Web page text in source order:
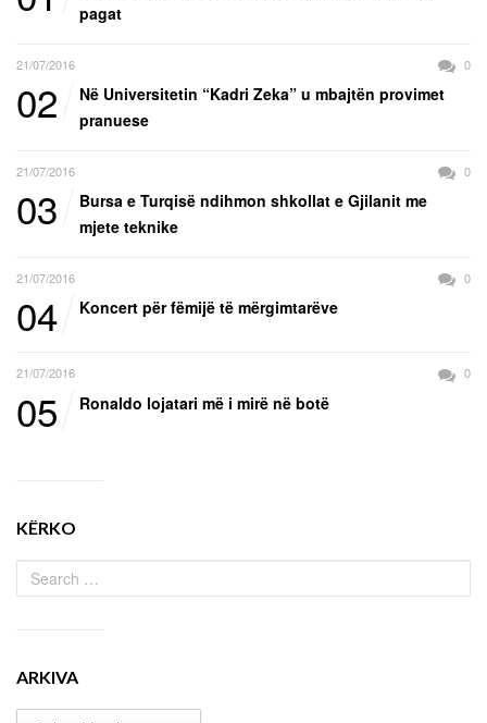
pagat
21/07/2016 0
02
Në Universitetin “Kadri Zeka” u mbajtën provimet
pranuese
21/07/2016 0
03
Bursa e Turqisë ndihmon shkollat e Gjilanit me
mjete teknike
21/07/2016 0
04 Koncert për fëmijë të mërgimtarëve
21/07/2016 0
05 Ronaldo lojatari më i mirë në botë
KËRKO
ARKIVA